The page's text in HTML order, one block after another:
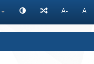
A- A